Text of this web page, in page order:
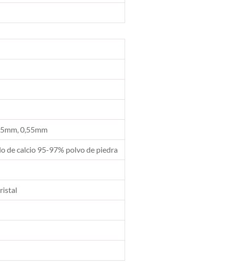
0,55mm
de calcio 95-97% polvo de piedra